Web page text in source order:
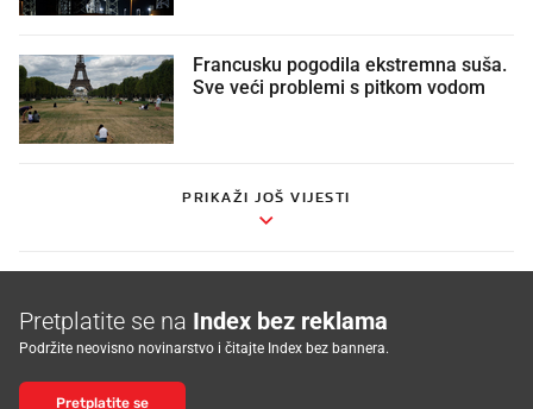
Francusku pogodila ekstremna suša.
Sve veći problemi s pitkom vodom
PRIKAŽI JOŠ VIJESTI
Pretplatite se na Index bez reklama
Podržite neovisno novinarstvo i čitajte Index bez bannera.
Pretplatite se